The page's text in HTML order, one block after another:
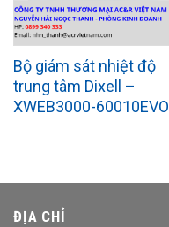
Bộ giám sát nhiệt độ
trung tâm Dixell –
XWEB3000-60010EVO
ĐỊA CHỈ